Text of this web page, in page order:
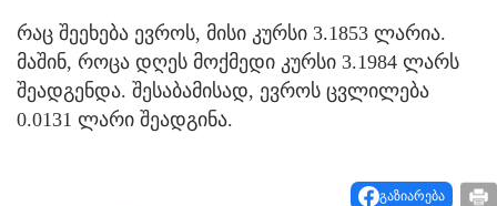
რაც შეეხება ევროს, მისი კურსი 3.1853 ლარია.
მაშინ, როცა დღეს მოქმედი კურსი 3.1984 ლარს
შეადგენდა. შესაბამისად, ევროს ცვლილება
0.0131 ლარი შეადგინა.
გაზიარება